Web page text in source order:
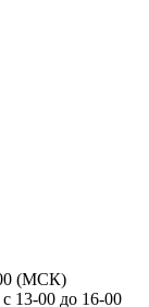
(МСК)
13-00 до 16-00